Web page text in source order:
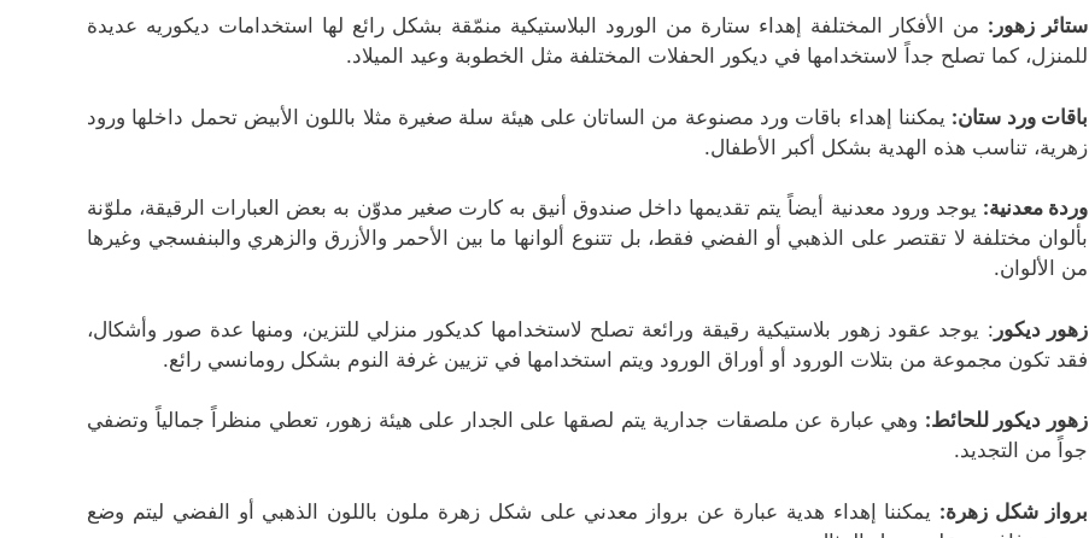
ستائر زهور: من الأفكار المختلفة إهداء ستارة من الورود البلاستيكية منمّقة بشكل رائع لها استخدامات ديكوريه عديدة
للمنزل، كما تصلح جداً لاستخدامها في ديكور الحفلات المختلفة مثل الخطوبة وعيد الميلاد.
باقات ورد ستان: يمكننا إهداء باقات ورد مصنوعة من الساتان على هيئة سلة صغيرة مثلا باللون الأبيض تحمل داخلها ورود
زهرية، تناسب هذه الهدية بشكل أكبر الأطفال.
وردة معدنية: يوجد ورود معدنية أيضاً يتم تقديمها داخل صندوق أنيق به كارت صغير مدوّن به بعض العبارات الرقيقة، ملوّنة
بألوان مختلفة لا تقتصر على الذهبي أو الفضي فقط، بل تتنوع ألوانها ما بين الأحمر والأزرق والزهري والبنفسجي وغيرها
من الألوان.
زهور ديكور : يوجد عقود زهور بلاستيكية رقيقة ورائعة تصلح لاستخدامها كديكور منزلي للتزين، ومنها عدة صور وأشكال،
فقد تكون مجموعة من بتلات الورود أو أوراق الورود ويتم استخدامها في تزيين غرفة النوم بشكل رومانسي رائع.
زهور ديكور للحائط: وهي عبارة عن ملصقات جدارية يتم لصقها على الجدار على هيئة زهور، تعطي منظراً جمالياً وتضفي
جواً من التجديد.
برواز شكل زهرة: يمكننا إهداء هدية عبارة عن برواز معدني على شكل زهرة ملون باللون الذهبي أو الفضي ليتم وضع